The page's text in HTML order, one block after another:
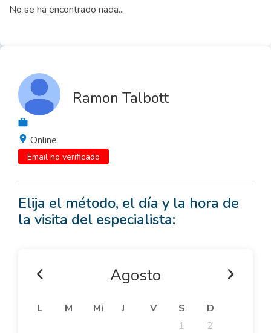
No se ha encontrado nada...
Ramon Talbott
Online
Email no verificado
Elija el método, el día y la hora de
la visita del especialista:
Agosto
L M Mi J V S
D
1
2